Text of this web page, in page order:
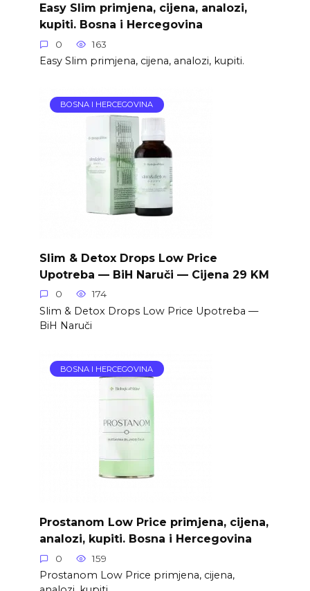
Easy Slim primjena, cijena, analozi,
kupiti. Bosna i Hercegovina
0 163
Easy Slim primjena, cijena, analozi, kupiti.
BOSNA I HERCEGOVINA
Slim & Detox Drops Low Price
Upotreba — BiH Naruči — Cijena 29 KM
0 174
Slim & Detox Drops Low Price Upotreba —
BiH Naruči
BOSNA I HERCEGOVINA
Prostanom Low Price primjena, cijena,
analozi, kupiti. Bosna i Hercegovina
0 159
Prostanom Low Price primjena, cijena,